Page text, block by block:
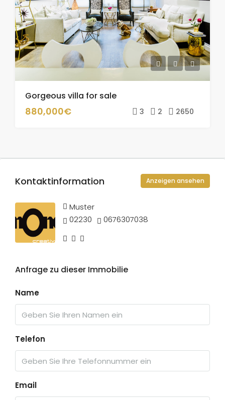
Gorgeous villa for sale
880,000€ 3 2 2650
Kontaktinformation Anzeigen ansehen
Muster
02230
0676307038
Anfrage zu dieser Immobilie
Name
Telefon
Email